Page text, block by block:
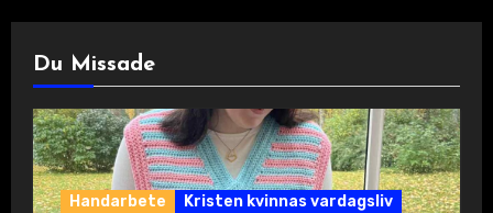
Du Missade
Handarbete
Kristen kvinnas vardagsliv